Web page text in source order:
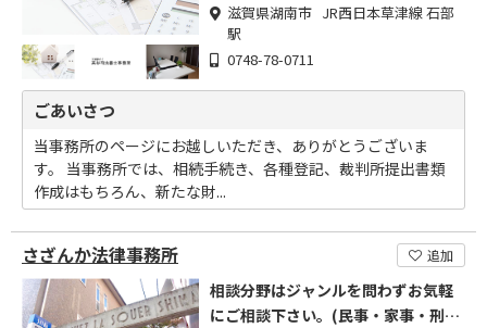
滋賀県湖南市 JR西日本草津線 石部
駅
0748-78-0711
ごあいさつ
当事務所のページにお越しいただき、ありがとうございま
す。 当事務所では、相続手続き、各種登記、裁判所提出書類
作成はもちろん、新たな財...
さざんか法律事務所 追加
相談分野はジャンルを問わずお気軽
にご相談下さい。(民事・家事・刑